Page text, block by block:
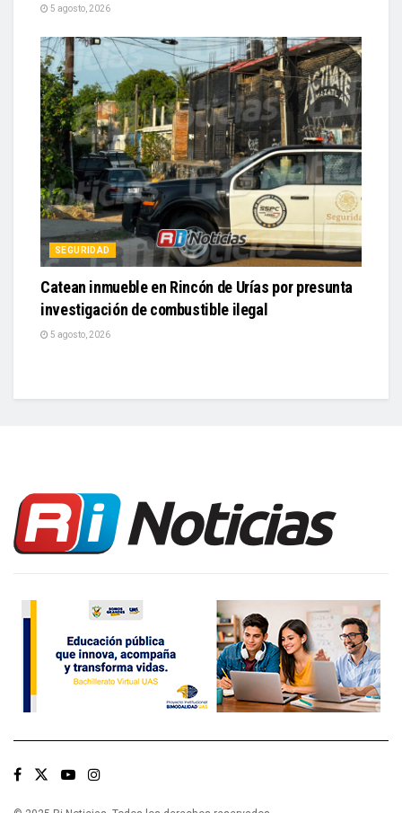
5 agosto, 2026
SEGURIDAD
Catean inmueble en Rincón de Urías por presunta
investigación de combustible ilegal
5 agosto, 2026